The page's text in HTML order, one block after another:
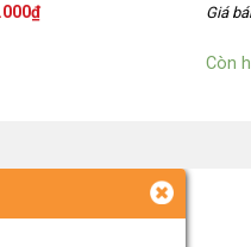
₫ Giá
Còn